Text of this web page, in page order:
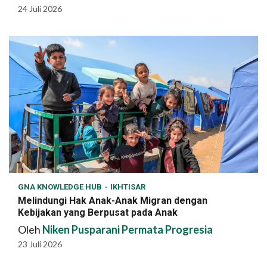
24 Juli 2026
GNA KNOWLEDGE HUB IKHTISAR
Melindungi Hak Anak-Anak Migran dengan
Kebijakan yang Berpusat pada Anak
Oleh Niken Pusparani Permata Progresia
23 Juli 2026